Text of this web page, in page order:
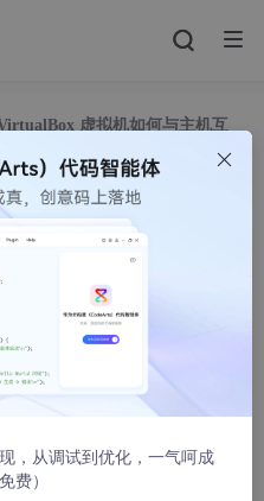
虚拟机如何与主机互
拟机如何与主机互联
19:23:00
的安装目录下（默认“C:/Pro
输入命 令：VBoxManage cre
网卡驱动。然后在虚拟机的设
方式改为“Host Interface”，下
处在局域网中的两台同样地位
一样设置就可以了。主要是设
，从调试到优化，一气呵成
费）